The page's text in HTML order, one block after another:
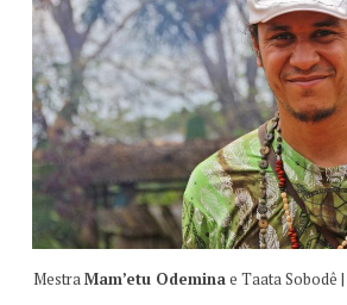
MestraMam’etu Odeminae Taata Sobodê